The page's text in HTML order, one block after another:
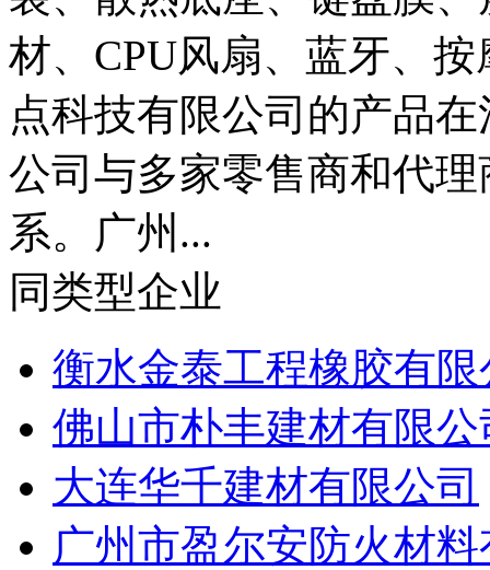
材、CPU风扇、蓝牙、
点科技有限公司的产品
公司与多家零售商和代
系。广州...
同类型企业
衡水金泰工程橡胶有限
佛山市朴丰建材有限公
大连华千建材有限公司
广州市盈尔安防火材